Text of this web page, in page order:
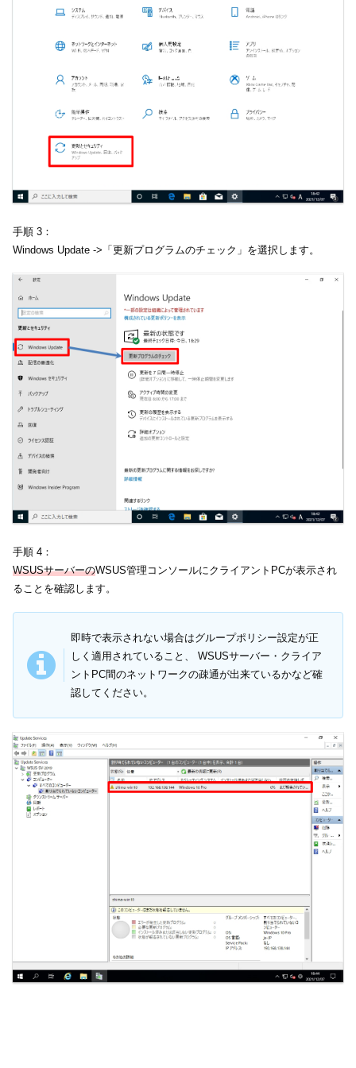
手順 3：
Windows Update ->「更新プログラムのチェック」を選択します。
手順 4：
WSUSサーバーのWSUS管理コンソールにクライアントPCが表示され
ることを確認します。
即時で表示されない場合はグループポリシー設定が正
しく適用されていること、 WSUSサーバー・クライア
ントPC間のネットワークの疎通が出来ているかなど確
認してください。